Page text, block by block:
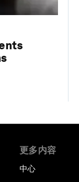
更多内容
中心